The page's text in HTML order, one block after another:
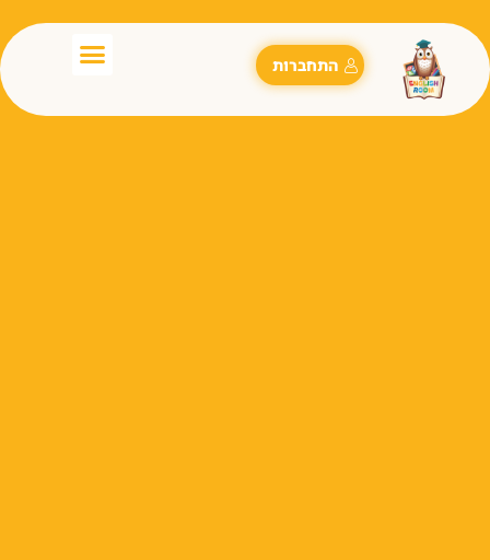
התחברות